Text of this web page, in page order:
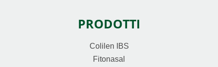
PRODOTTI
Colilen IBS
Fitonasal